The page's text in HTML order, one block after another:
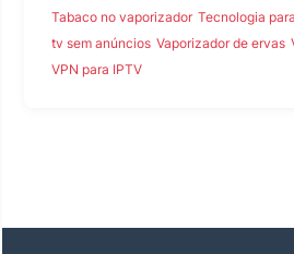
Tabaco no vaporizador Tecnologia
tv sem anúncios Vaporizador de ervas
VPN para IPTV